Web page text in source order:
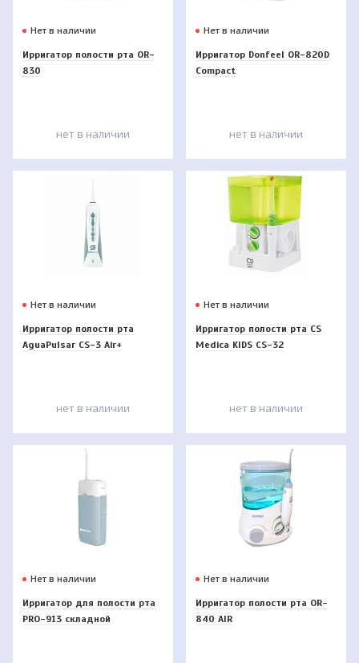
Нет в наличии
Ирригатор полости рта OR-
830
нет в наличии
Нет в наличии
Ирригатор Donfeel OR-820D
Compact
нет в наличии
Нет в наличии
Ирригатор полости рта
AguaPulsar CS-3 Air+
нет в наличии
Нет в наличии
Ирригатор полости рта CS
Medica KIDS CS-32
нет в наличии
Нет в наличии
Ирригатор для полости рта
PRO-913 складной
Нет в наличии
Ирригатор полости рта OR-
840 AIR